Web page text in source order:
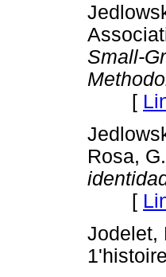
Small-
[
Rosa,
[
Jodelet,